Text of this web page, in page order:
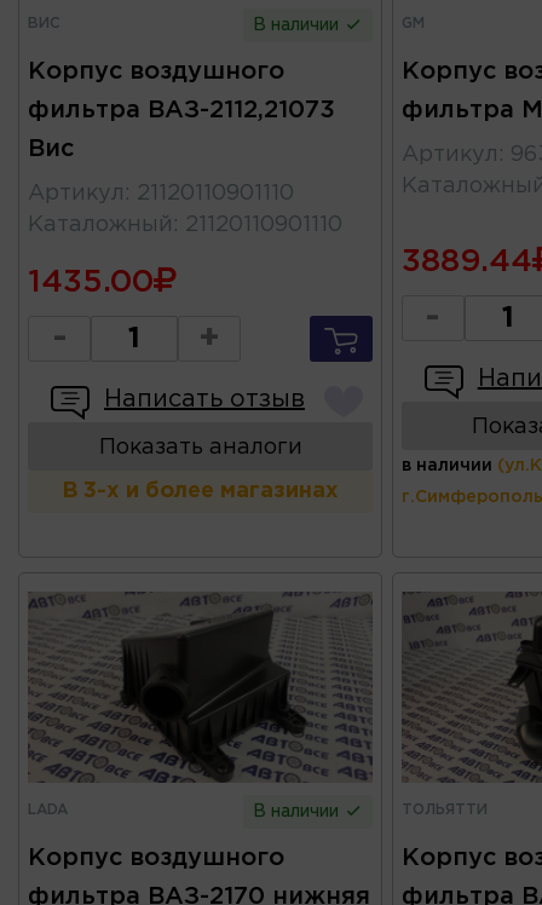
ВИС В наличии
Корпус воздушного
фильтра ВАЗ-2112,21073
Вис
Артикул : 21120110901110
Каталожный : 21120110901110
1435.00
- +
Написать отзыв
Показать аналоги
В 3-х и более магазинах
GM
Корпус
фильтра
Артикул :
3889.44
-
в наличии
LADA В наличии
Корпус воздушного
фильтра ВАЗ-2170 нижняя
ТОЛЬЯТТИ
Корпус
фильтра